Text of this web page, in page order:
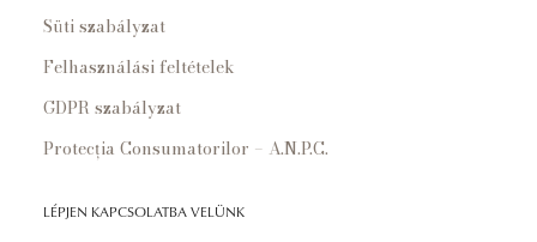
Süti szabályzat
Felhasználási feltételek
GDPR szabályzat
Protecția Consumatorilor – A.N.P.C.
LÉPJEN KAPCSOLATBA VELÜNK